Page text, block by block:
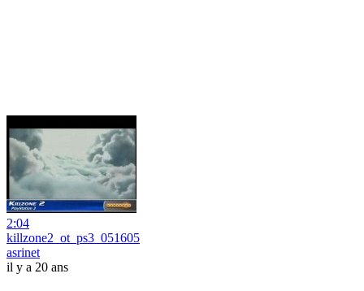
2:04
killzone2_ot_ps3_051605
asrinet
il y a 20 ans